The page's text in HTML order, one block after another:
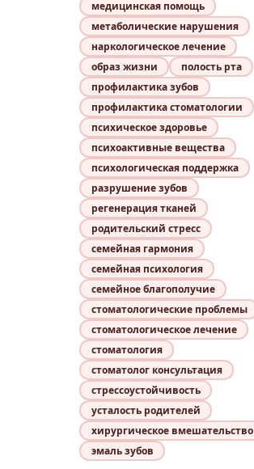
медицинская помощь
метаболические нарушения
наркологическое лечение
образ жизни
полость рта
профилактика зубов
профилактика стоматологии
психическое здоровье
психоактивные вещества
психологическая поддержка
разрушение зубов
регенерация тканей
родительский стресс
семейная гармония
семейная психология
семейное благополучие
стоматологические проблемы
стоматологическое лечение
стоматология
стоматолог консультация
стрессоустойчивость
усталость родителей
хирургическое вмешательство
эмаль зубов